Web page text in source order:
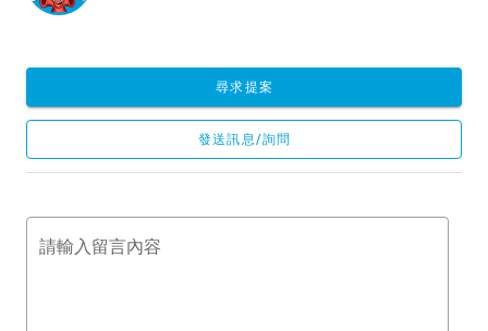
尋求提案
發送訊息/詢問
請輸入留言內容